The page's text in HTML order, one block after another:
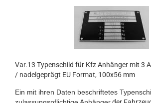
Var.13 Typenschild für Kfz Anhänger mit 3
/ nadelgeprägt EU Format, 100x56 mm
Ein mit ihren Daten beschriftetes